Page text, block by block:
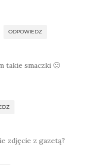
ODPOWIEDZ
takie smaczki 🙂
zdjęcie z gazetą?